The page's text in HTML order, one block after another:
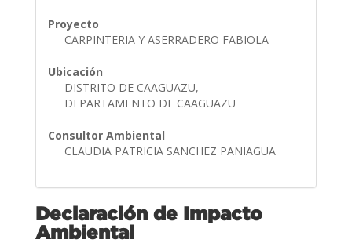
Proyecto
CARPINTERIA Y ASERRADERO FABIOLA
Ubicación
DISTRITO DE CAAGUAZU,
DEPARTAMENTO DE CAAGUAZU
Consultor Ambiental
CLAUDIA PATRICIA SANCHEZ PANIAGUA
Declaración de Impacto
Ambiental